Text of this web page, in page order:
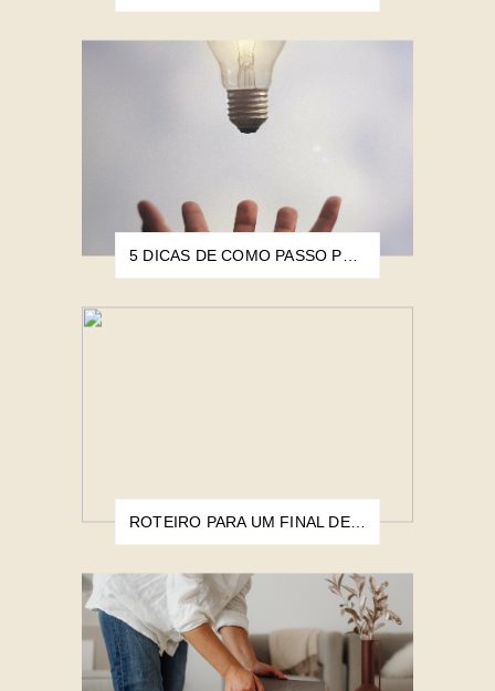
5 DICAS DE COMO PASSO PELO BLOQUEIO CRIATIVO
ROTEIRO PARA UM FINAL DE SEMANA EM BRASÍLIA